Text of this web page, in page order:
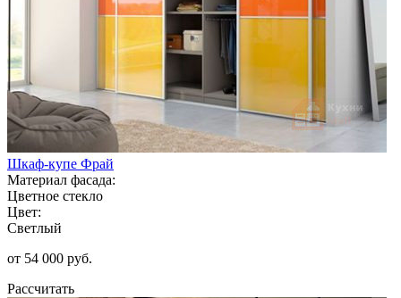
Шкаф-купе Фрай
Материал фасада:
Цветное стекло
Цвет:
Светлый
от 54 000 руб.
Рассчитать